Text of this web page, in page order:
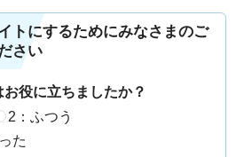
トにするためにみなさまのご
さい
役に立ちましたか？
2：ふつう
た